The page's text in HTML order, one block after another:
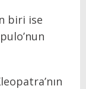
biri ise